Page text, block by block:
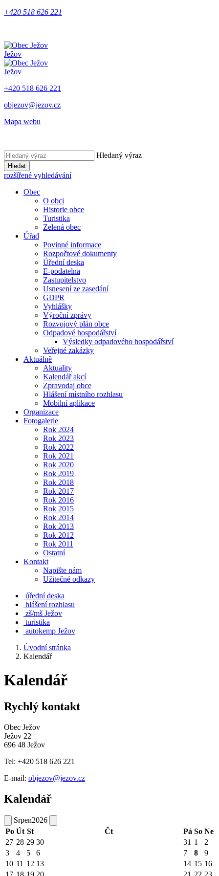
+420 518 626 221
Ježov
Ježov
+420 518 626 221
objezov@jezov.cz
Mapa webu
Hledaný výraz
Hledat
rozšířené vyhledávání
Obec
O obci
Historie obce
Turistika
Zelená obec
Úřad
Povinné informace
Rozpočtové dokumenty
Úřední deska
E-podatelna
Zastupitelstvo
Usnesení ze zasedání
GDPR
Vyhlášky
Výroční zprávy
Rozvojový plán obce
Odpadové hospodářství
Výsledky odpadového hospodářství
Veřejné zakázky
Aktuálně
Aktuality
Kalendář akcí
Zpravodaj obce
Hlášení místního rozhlasu
Mobilní aplikace
Organizace
Fotogalerie
Rok 2024
Rok 2023
Rok 2022
Rok 2021
Rok 2020
Rok 2019
Rok 2018
Rok 2017
Rok 2016
Rok 2015
Rok 2014
Rok 2013
Rok 2012
Rok 2011
Ostatní
Kontakt
Napište nám
Užitečné odkazy
úřední deska
hlášení rozhlasu
zš/mš Ježov
turistika
autokemp Ježov
Úvodní stránka
Kalendář
Kalendář
Rychlý kontakt
Obec Ježov
Ježov 22
696 48 Ježov
Tel: +420 518 626 221
E-mail: objezov@jezov.cz
Kalendář
Srpen2026
Po Út St Čt Pá So Ne
27 28 29 30 31 1
2
3
4 5 6 7 8
9
10 11 12 13 14 15 16
17 18 19 20 21 22 23